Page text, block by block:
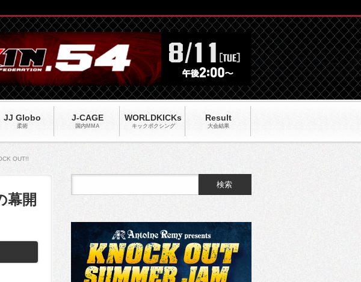
JJ Globo
柔術
J-CAGE
国内MMA
WORLDKICKs
キックポクシング
Result
大会結果
OUT!!
幕開